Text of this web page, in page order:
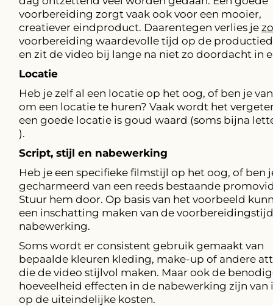
voorbereiding zorgt vaak ook voor een mooier,
creatiever eindproduct. Daarentegen verlies je
voorbereiding waardevolle tijd op de
en zit de video bij lange na niet zo doordacht in
Locatie
Heb je zelf al een locatie op het oog, of ben je
om een locatie te huren? Vaak wordt het
een goede locatie is goud waard (soms bijna
).
Script, stijl en nabewerking
Heb je een specifieke filmstijl op het oog, of ben
gecharmeerd van een reeds bestaande
Stuur hem door. Op basis van het voorbeeld
een inschatting maken van de
nabewerking.
Soms wordt er consistent gebruik gemaakt van
bepaalde kleuren kleding, make-up of andere
die de video stijlvol maken. Maar ook de
hoeveelheid effecten in de nabewerking zijn van
op de uiteindelijke kosten.